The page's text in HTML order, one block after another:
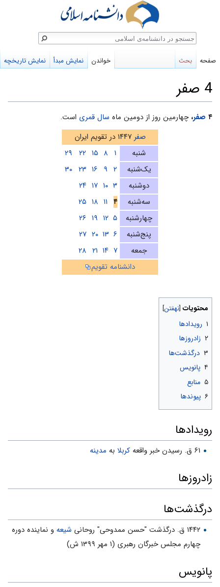
4 صفر
پرش
پرش
۴ صفر، چهارمین روز از دومین ماه سال قمری است.
صفر ۱۴۴۷ در تقویم ایران
شنبه
۱ ۸ ۱۵ ۲۲
۲۹
یک‌شنبه
۲ ۹ ۱۶ ۲۳ ۳۰
دوشنبه
۳ ۱۰ ۱۷ ۲۴
سه‌شنبه
۴ ۱۱ ۱۸ ۲۵
چهارشنبه
۵ ۱۲ ۱۹ ۲۶
پنج‌شنبه
۶ ۱۳ ۲۰ ۲۷
جمعه
۷ ۱۴ ۲۱ ۲۸
دانشنامه تقویم
محتویات
۱ رویدادها
۲ زادروزها
۳ درگذشت‌ها
۴ پانویس
۵ منابع
۶ پیوندها
رویدادها
۶۱ ق. رسیدن خبر واقعه کربلابه مدینه
زادروزها
درگذشت‌ها
۱۴۴۲ ق. درگذشت "حسن ممدوحی" روحانی شیعهو نماینده دوره
چهارم مجلس خبرگان رهبری (۱ مهر ۱۳۹۹ ش)
پانویس
صفحه بحث خواندن نمایش مبدأ نمایش تاریخچه
جستجو